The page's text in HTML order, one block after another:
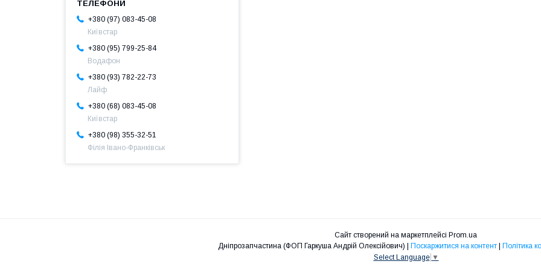
+380 (97) 083-45-08
Київстар
+380 (95) 799-25-84
Водафон
+380 (93) 782-22-73
Лайф
+380 (68) 083-45-08
Київстар
+380 (98) 355-32-51
Філія Івано-Франківськ
Сайт створений на маркетплейсі Prom.ua
Поскаржитися на контент
Політика
Select Language ▼